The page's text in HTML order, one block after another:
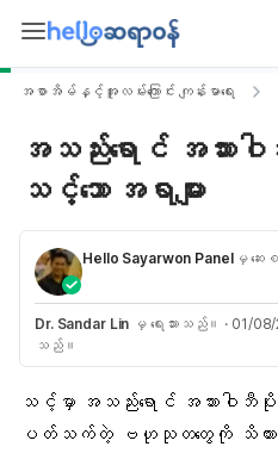
အစာအိမ်နှင့်အူလမ်းကြောင်း ကျန်းမာရေး
အသည်းရောင် အသား
သင့်သော အရာများ
Hello Sayarwon Panelမှ ဆေး
Dr. Sandar Lin မှ ရေးသားသည်။ · 01/
သည်။
သင့်မှာ အသည်းရောင် အသားဝါဘီပို
ပတ်သက်တဲ့ ဗဟုသုတတွေကို သိထာ